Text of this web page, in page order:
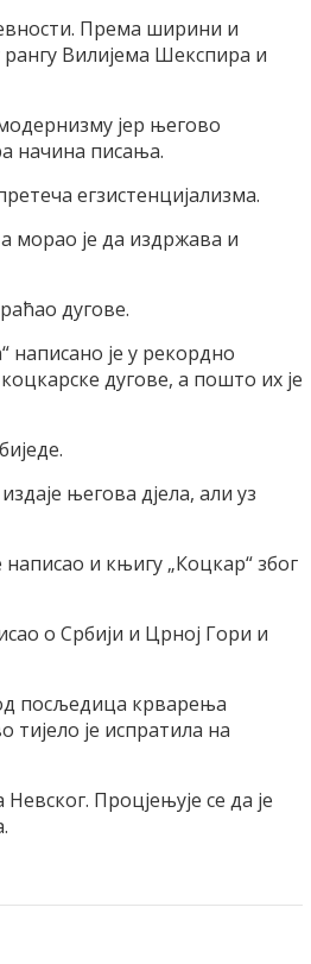
Према ширини и
рангу Вилијема Шекспира и
јер његово
начина писања.
егзистенцијализма.
морао је да издржава и
дугове.
написано је у рекордно
дугове, а пошто их је
његова дјела, али уз
написао и књигу „Коцкар“ због
о Србији и Црној Гори и
посљедица крварења
је испратила на
Процјењује се да је